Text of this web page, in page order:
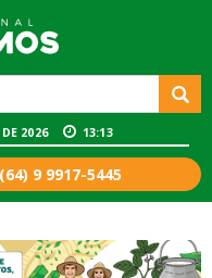
2026 13:13
9 9917-5445